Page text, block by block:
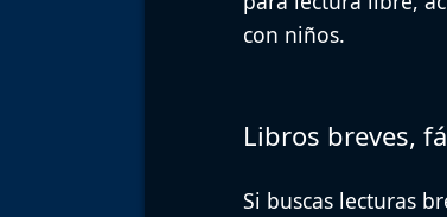
con niños.
Libros breves,
Si buscas lecturas